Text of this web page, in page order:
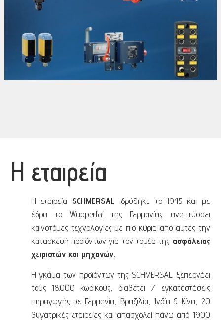
Η εταιρεία
Η εταιρείαSCHMERSAL ιδρύθηκε το 1945 και με
έδρα το Wuppertal της Γερμανίας αναπτύσσει
καινοτόμες τεχνολογίες με πιο κύρια από αυτές την
κατασκευή προϊόντων για τον τομέα της ασφάλειας
χειριστών και μηχανών.
H γκάμα των προϊόντων της SCHMERSAL ξεπερνάει
τους 18.000 κωδικούς, διαθέτει 7 εγκαταστάσεις
παραγωγής σε Γερμανία, Βραζιλία, Ινδία & Κίνα, 20
θυγατρικές εταιρείες και απασχολεί πάνω από 1900